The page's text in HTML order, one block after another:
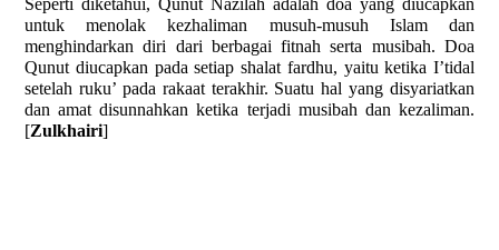
Seperti diketahui, Qunut Nazilah adalah doa yang diucapkan
untuk menolak kezhaliman musuh-musuh Islam dan
menghindarkan diri dari berbagai fitnah serta musibah. Doa
Qunut diucapkan pada setiap shalat fardhu, yaitu ketika I’tidal
setelah ruku’ pada rakaat terakhir. Suatu hal yang disyariatkan
dan amat disunnahkan ketika terjadi musibah dan kezaliman.
[Zulkhairi]